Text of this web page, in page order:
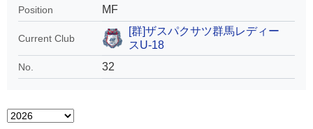
Position MF
Current Club
[群]ザスパクサツ群馬レディー
スU-18
No. 32